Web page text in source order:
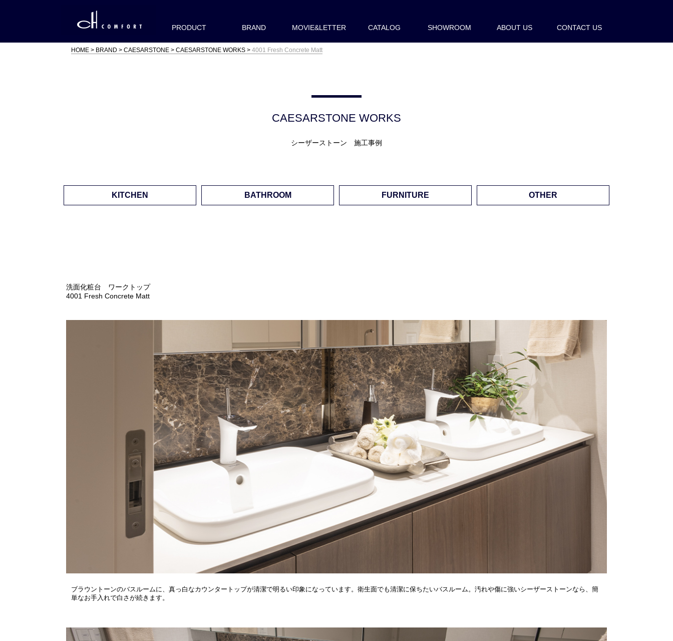
PRODUCT BRAND MOVIE&LETTER CATALOG SHOWROOM ABOUT US CONTACT US
HOME BRAND CAESARSTONE CAESARSTONE WORKS 4001 Fresh Concrete Matt
CAESARSTONE WORKS
シーザーストーン 施工事例
KITCHEN BATHROOM FURNITURE OTHER
洗面化粧台 ワークトップ
4001 Fresh Concrete Matt
ブラウントーンのバスルームに、真っ白なカウンタートップが清潔で明るい印象になっています。衛生面でも清潔に保ちたいバスルーム。汚れや傷に強いシーザーストーンなら、簡
単なお手入れで白さが続きます。